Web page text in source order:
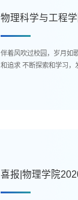
物理科学与工程
伴着风吹过校园，岁月如歌声一般奏响 在这个毕业的季节，我们默默地告别那些曾经陪伴我们的日子
喜报|物理学院